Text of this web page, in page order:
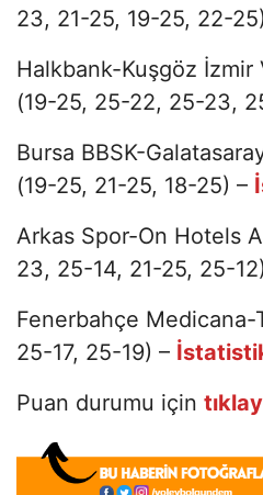
23, 21-25, 19-25, 22-
Halkbank-Kuşgöz
(19-25, 25-22, 25-23,
Bursa BBSK-
(19-25, 21-25, 18-25) –
Arkas Spor-On Hotels
23, 25-14, 21-25, 25-
Fenerbahçe
25-17, 25-19) –
Puan durumu için